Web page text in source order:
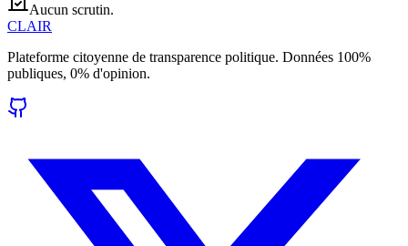
Aucun scrutin.
CLAIR
Plateforme citoyenne de transparence politique. Données 100%
publiques, 0% d'opinion.